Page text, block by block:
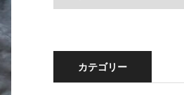
カテゴリー